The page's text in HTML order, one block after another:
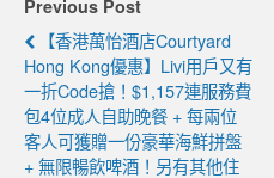
Previous Post
【香港萬怡酒店Courtyard
Hong Kong優惠】livi用戶又有
一折code搶！$1,157連服務費
包4位成人自助晚餐 + 每兩位
客人可獲贈一份豪華海鮮拼盤
+ 無限暢飲啤酒！另有其他住